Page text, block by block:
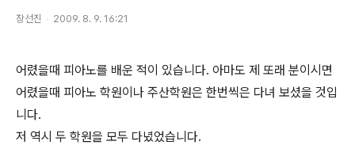
장선진 2009. 8. 9. 16:21
어렸을때 피아노를 배운 적이 있습니다. 아마도 제 또래 분이시면
어렸을때 피아노 학원이나 주산학원은 한번씩은 다녀 보셨을 것입
니다.
저 역시 두 학원을 모두 다녔었습니다.